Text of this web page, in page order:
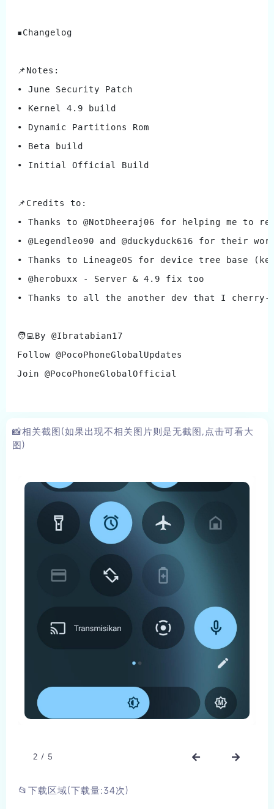
▪️Changelog
📌Notes:
• June Security Patch
• Kernel 4.9 build
• Dynamic Partitions Rom
• Beta build
• Initial Official Build
📌Credits to:
• Thanks to @NotDheeraj06 for helping me to
• @Legendleo90 and @duckyduck616 for their
• Thanks to LineageOS for device tree base
• @herobuxx - Server & 4.9 fix too
• Thanks to all the another dev that I cherry-
🧑‍💻By @Ibratabian17
Follow @PocoPhoneGlobalUpdates
Join @PocoPhoneGlobalOfficial
📸相关截图(如果出现不相关图片则是无截图,点击可看大
图)
2 / 5
📂下载区域(下载量:34次)